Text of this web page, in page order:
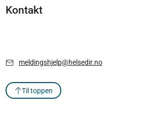
Kontakt
meldingshjelp@helsedir.no
Til toppen